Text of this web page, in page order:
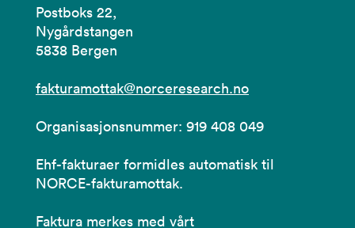
Postboks 22,
Nygårdstangen
5838 Bergen
fakturamottak@norceresearch.no
Organisasjonsnummer: 919 408 049
Ehf-fakturaer formidles automatisk til
NORCE-fakturamottak.
Faktura merkes med vårt